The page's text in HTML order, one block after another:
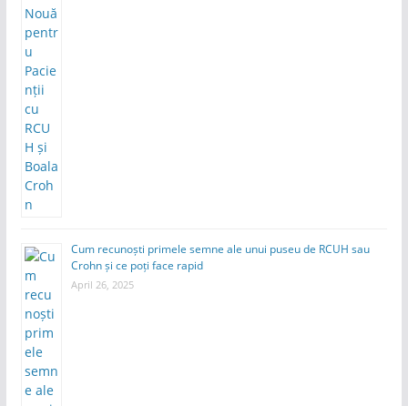
Cum recunoști primele semne ale unui puseu de RCUH sau
Crohn și ce poți face rapid
April 26, 2025